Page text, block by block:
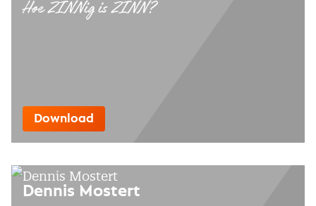
Hoe ZINNig is ZINN?
Download
Dennis Mostert